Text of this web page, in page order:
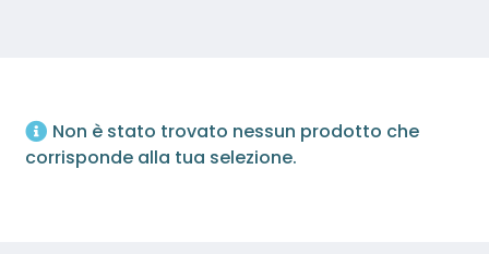
Non è stato trovato nessun prodotto che
corrisponde alla tua selezione.